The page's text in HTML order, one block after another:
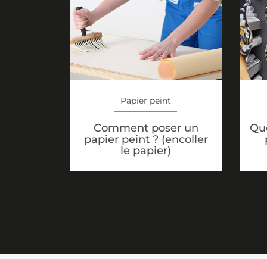
Papier peint
Comment poser un
papier peint ? (encoller
le papier)